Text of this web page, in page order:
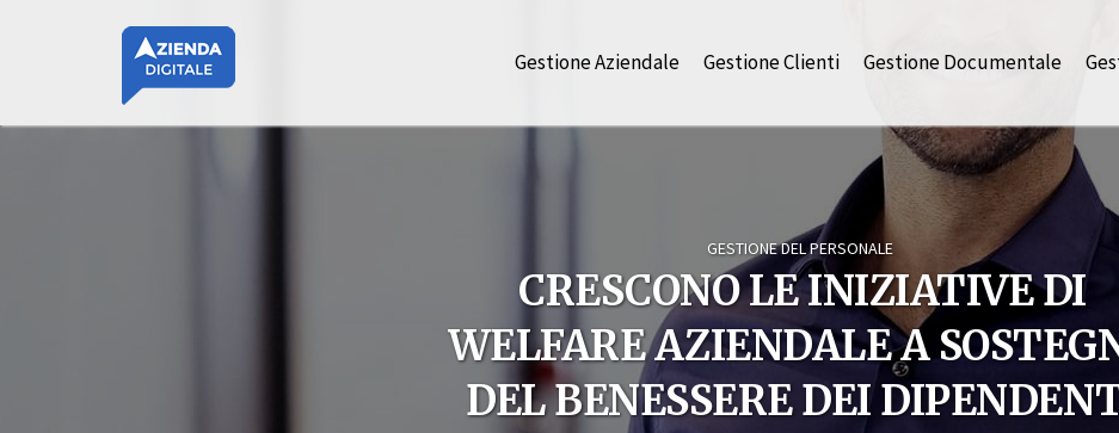
Gestione Aziendale Gestione Clienti Gestione Documentale
GESTIONE DEL PERSONALE
CRESCONO LE INIZIATIVE DI
WELFARE AZIENDALE A
DEL BENESSERE DEI